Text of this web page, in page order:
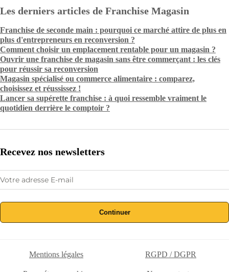
Les derniers articles de Franchise Magasin
Franchise de seconde main : pourquoi ce marché attire de plus en
plus d'entrepreneurs en reconversion ?
Comment choisir un emplacement rentable pour un magasin ?
Ouvrir une franchise de magasin sans être commerçant : les clés
pour réussir sa reconversion
Magasin spécialisé ou commerce alimentaire : comparez,
choisissez et réussissez !
Lancer sa supérette franchise : à quoi ressemble vraiment le
quotidien derrière le comptoir ?
Recevez nos newsletters
Continuer
Mentions légales RGPD / DGPR